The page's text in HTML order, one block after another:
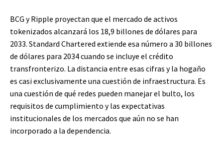
BCG y Ripple proyectan que el mercado de activos
tokenizados alcanzará los 18,9 billones de dólares para
2033. Standard Chartered extiende esa número a 30 billones
de dólares para 2034 cuando se incluye el crédito
transfronterizo. La distancia entre esas cifras y la hogaño
es casi exclusivamente una cuestión de infraestructura. Es
una cuestión de qué redes pueden manejar el bulto, los
requisitos de cumplimiento y las expectativas
institucionales de los mercados que aún no se han
incorporado a la dependencia.